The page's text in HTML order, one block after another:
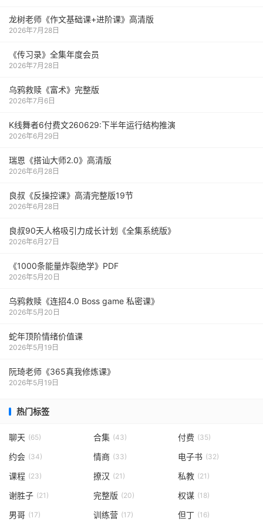
龙树老师《作文基础课+进阶课》高清版
2026年7月28日
《传习录》全集年度会员
2026年7月28日
乌鸦救赎《富术》完整版
2026年7月6日
K线舞者6付费文260629:下半年运行结构推演
2026年6月29日
瑞恩《搭讪大师2.0》高清版
2026年6月28日
良叔《反操控课》高清完整版19节
2026年6月28日
良叔90天人格吸引力成长计划《全集系统版》
2026年6月27日
《1000‮能条‬‎量‮裂炸‬‎绝学》PDF
2026年5月20日
乌鸦救赎《连招4.0 Boss game 私密课》
2026年5月20日
蛇年顶阶情绪价值课
2026年5月19日
阮琦老师《365真我修炼课》
2026年5月19日
热门标签
聊天 (65) 合集 (43) 付费 (35)
约会 (34) 情商 (33) 电子书 (32)
课程 (23) 撩汉 (21) 私教 (21)
谢胜子 (21) 完整版 (20) 权谋 (18)
男哥 (17) 训练营 (17) 但丁 (16)